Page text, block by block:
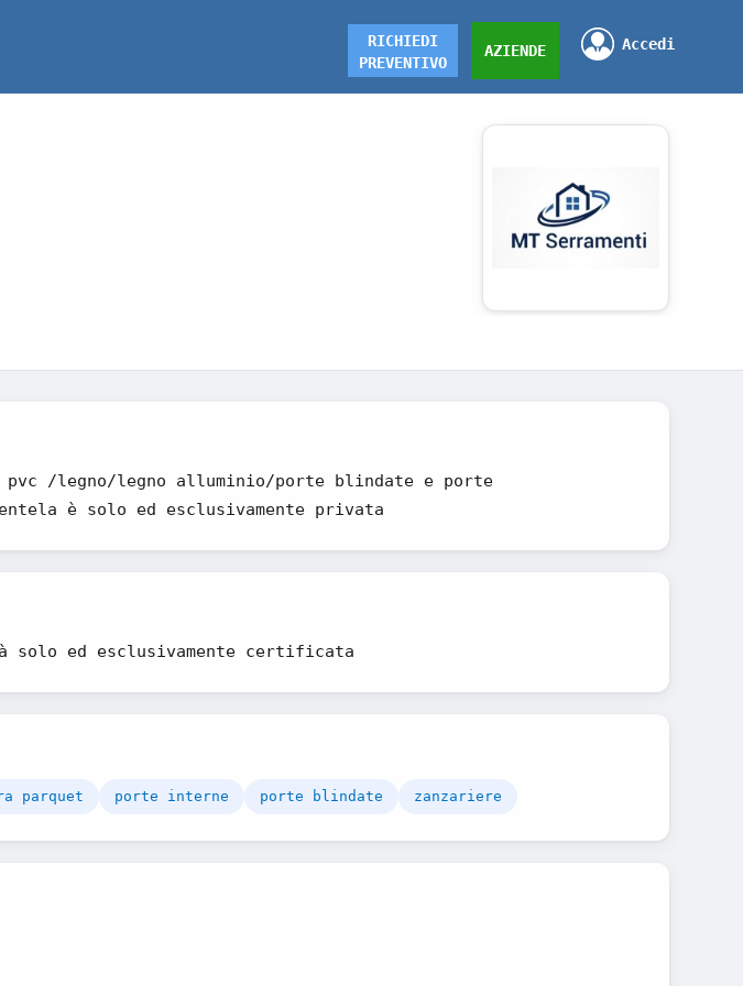
Accedi
AZIENDE
RICHIEDI
PREVENTIVO
/legno/legno alluminio/porte blindate e porte
è solo ed esclusivamente privata
ed esclusivamente certificata
parquet porte interne porte blindate zanzariere